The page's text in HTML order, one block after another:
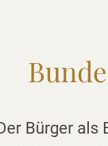
Bürger als